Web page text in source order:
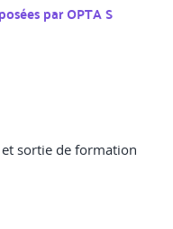
parOPTA S
sortie de formation